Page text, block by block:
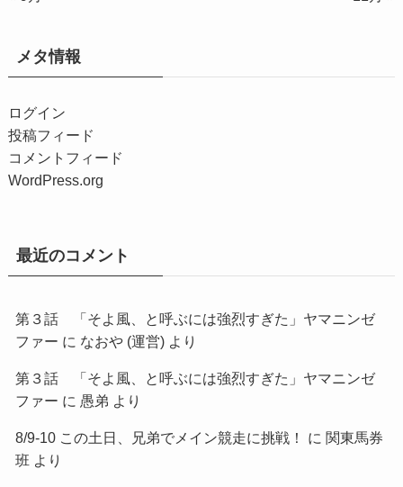
メタ情報
ログイン
投稿フィード
コメントフィード
WordPress.org
最近のコメント
第３話 「そよ風、と呼ぶには強烈すぎた」ヤマニンゼ
ファー に なおや (運営)より
第３話 「そよ風、と呼ぶには強烈すぎた」ヤマニンゼ
ファー に 愚弟 より
8/9-10 この土日、兄弟でメイン競走に挑戦！ に 関東馬券
班 より